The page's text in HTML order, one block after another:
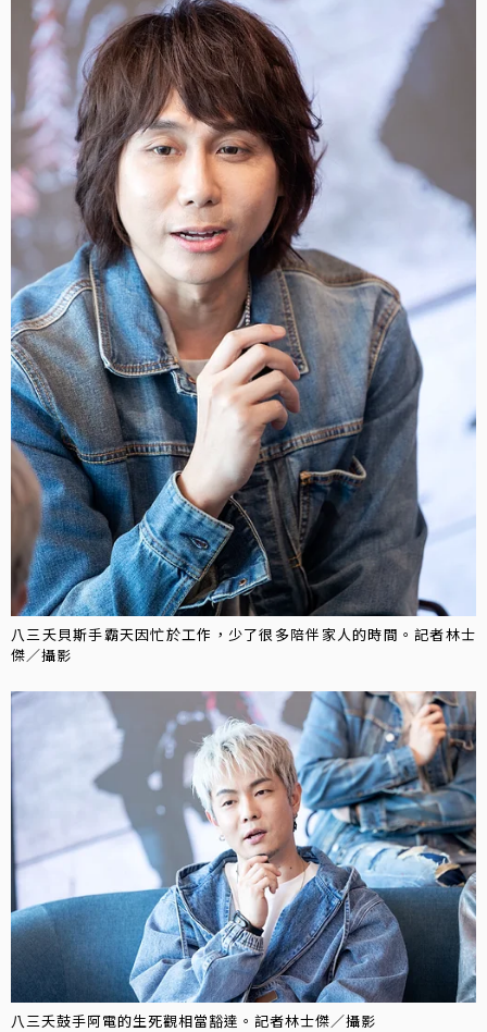
八三夭貝斯手霸天因忙於工作，少了很多陪伴家人的時間。記者林士
傑／攝影
八三夭鼓手阿電的生死觀相當豁達。記者林士傑／攝影